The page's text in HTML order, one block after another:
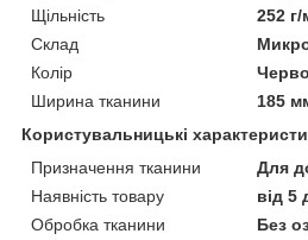
Щільність
252 г/
Склад
Колір
Ширина тканини
185
Користувальницькі
Призначення тканини
Для
Наявність товару
від 5
Обробка тканини
Без